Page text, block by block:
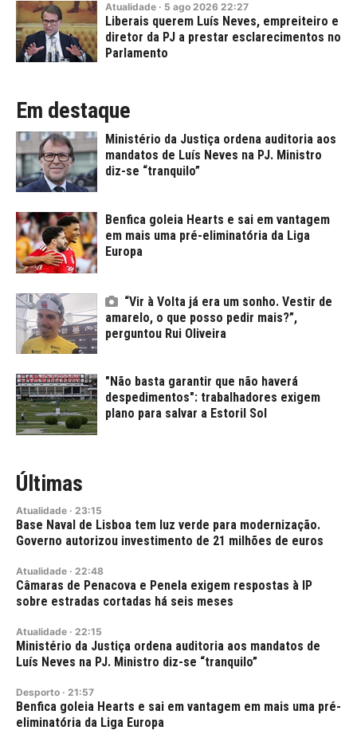
Atualidade · 5 ago 2026 22:27
Liberais querem Luís Neves, empreiteiro e
diretor da PJ a prestar esclarecimentos no
Parlamento
Em destaque
Ministério da Justiça ordena auditoria aos
mandatos de Luís Neves na PJ. Ministro
diz-se “tranquilo”
Benfica goleia Hearts e sai em vantagem
em mais uma pré-eliminatória da Liga
Europa
“Vir à Volta já era um sonho. Vestir de
amarelo, o que posso pedir mais?”,
perguntou Rui Oliveira
"Não basta garantir que não haverá
despedimentos": trabalhadores exigem
plano para salvar a Estoril Sol
Últimas
Atualidade · 23:15
Base Naval de Lisboa tem luz verde para modernização.
Governo autorizou investimento de 21 milhões de euros
Atualidade · 22:48
Câmaras de Penacova e Penela exigem respostas à IP
sobre estradas cortadas há seis meses
Atualidade · 22:15
Ministério da Justiça ordena auditoria aos mandatos de
Luís Neves na PJ. Ministro diz-se “tranquilo”
Desporto · 21:57
Benfica goleia Hearts e sai em vantagem em mais uma pré-
eliminatória da Liga Europa